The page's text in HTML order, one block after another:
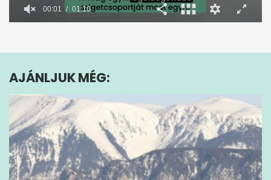
1
10
seconds
00:02 01:10
AJÁNLJUK MÉG: